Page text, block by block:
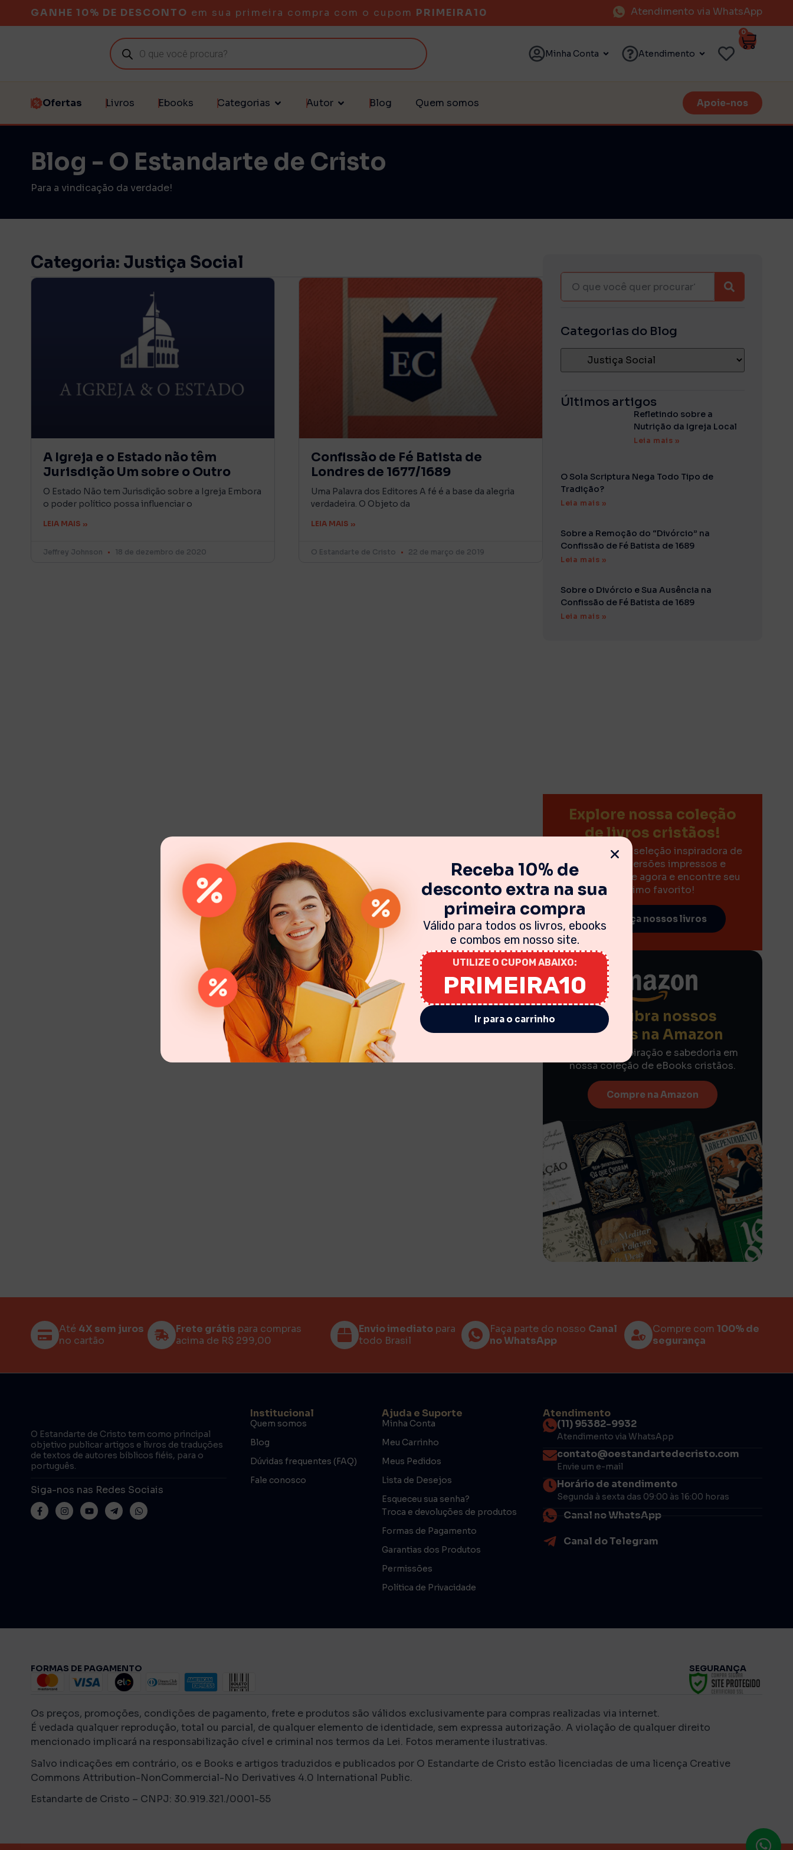
GANHE 10% DE DESCONTO em sua primeira compra com o cupom PRIMEIRA10 Atendimento via WhatsApp
Minha Conta Atendimento
0
Ofertas Livros Ebooks Categorias Autor Blog Quem somos Apoie-nos
Blog - O Estandarte de Cristo
Para a vindicação da verdade!
Categoria: Justiça Social
A Igreja e o Estado não têm
Jurisdição Um sobre o Outro
O Estado Não tem Jurisdição sobre a Igreja Embora
o poder político possa influenciar o
LEIA MAIS »
Jeffrey Johnson 18 de dezembro de 2020
Confissão de Fé Batista de
Londres de 1677/1689
Uma Palavra dos Editores A fé é a base da alegria
verdadeira. O Objeto da
LEIA MAIS »
O Estandarte de Cristo 22 de março de 2019
Categorias do Blog
Últimos artigos
Refletindo sobre a
Nutrição da Igreja Local
Leia mais »
O Sola Scriptura Nega Todo Tipo de
Tradição?
Leia mais »
Sobre a Remoção do “Divórcio” na
Confissão de Fé Batista de 1689
Leia mais »
Sobre o Divórcio e Sua Ausência na
Confissão de Fé Batista de 1689
Leia mais »
Explore nossa coleção
de livros cristãos!
Descubra uma seleção inspiradora de
livros nas versões impressos e
eBooks. Clique agora e encontre seu
próximo favorito!
Conheça nossos livros
Descubra nossos
eBooks na Amazon
Encontre inspiração e sabedoria em
nossa coleção de eBooks cristãos.
Compre na Amazon
Até 4X sem juros
no cartão
Frete grátis para compras
acima de R$ 299,00
Envio imediato para
todo Brasil
Faça parte do nosso Canal
no WhatsApp
Compre com100% de
segurança
O Estandarte de Cristo tem como principal
objetivo publicar artigos e livros de traduções
de textos de autores bíblicos fiéis, para o
português.
Siga-nos nas Redes Sociais
Institucional
Quem somos
Blog
Dúvidas frequentes (FAQ)
Fale conosco
Ajuda e Suporte
Minha Conta
Meu Carrinho
Meus Pedidos
Lista de Desejos
Esqueceu sua senha?
Troca e devoluções de produtos
Formas de Pagamento
Garantias dos Produtos
Permissões
Política de Privacidade
Atendimento
(11) 95382-9932
Atendimento via WhatsApp
contato@oestandartedecristo.com
Envie um e-mail
Horário de atendimento
Segunda à sexta das 09:00 às 16:00 horas
Canal no WhatsApp
Canal do Telegram
FORMAS DE PAGAMENTO SEGURANÇA
Os preços, promoções, condições de pagamento, frete e produtos são válidos exclusivamente para compras realizadas via internet.
É vedada qualquer reprodução, total ou parcial, de qualquer elemento de identidade, sem expressa autorização. A violação de qualquer direito
mencionado implicará na responsabilização cível e criminal nos termos da Lei. Fotos meramente ilustrativas.
Salvo indicações em contrário, os e Books e artigos traduzidos e publicados por O Estandarte de Cristo estão licenciadas de uma licença Creative
Commons Attribution-NonCommercial-No Derivatives 4.0 International Public.
Estandarte de Cristo – CNPJ: 30.919.321./0001-55
Receba 10% de
desconto extra na sua
primeira compra
Válido para todos os livros, ebooks
e combos em nosso site.
UTILIZE O CUPOM ABAIXO:
PRIMEIRA10
Ir para o carrinho